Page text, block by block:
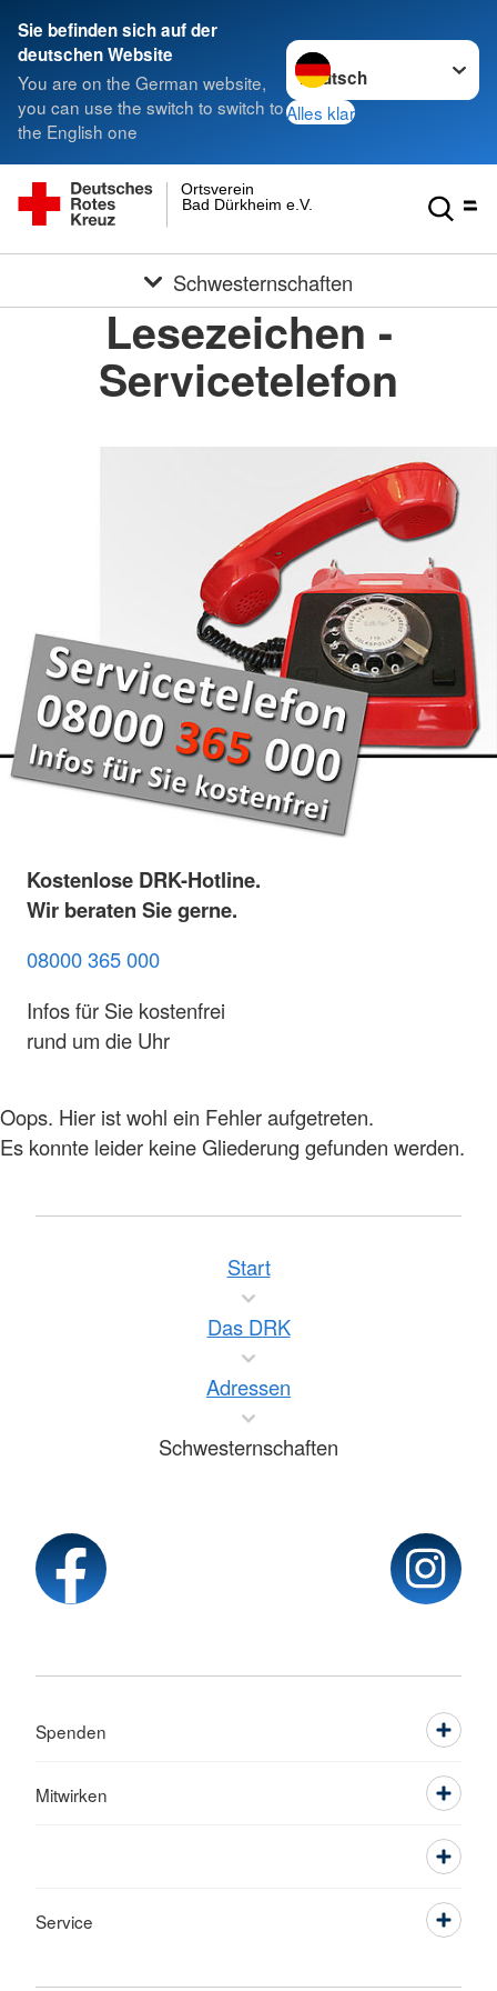
Sie befinden sich auf der
deutschen Website
You are on the German website,
you can use the switch to switch to
the English one
Sprache wechseln zu
Alles klar
Bad Dürkheim e.V.
Ortsverein
Schwesternschaften
Lesezeichen -
Servicetelefon
Kostenlose DRK-Hotline.
Wir beraten Sie gerne.
08000 365 000
Infos für Sie kostenfrei
rund um die Uhr
Oops. Hier ist wohl ein Fehler aufgetreten.
Es konnte leider keine Gliederung gefunden werden.
Start
Das DRK
Adressen
Schwesternschaften
Spenden
Mitwirken
Service